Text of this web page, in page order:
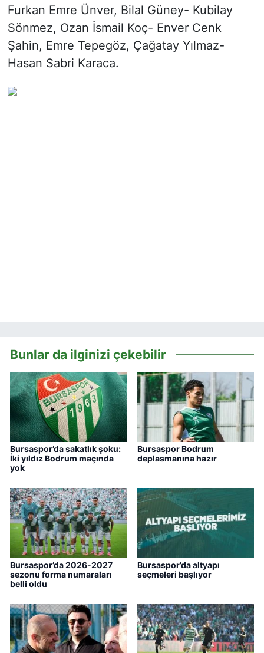
Furkan Emre Ünver, Bilal Güney- Kubilay
Sönmez, Ozan İsmail Koç- Enver Cenk
Şahin, Emre Tepegöz, Çağatay Yılmaz-
Hasan Sabri Karaca.
Bunlar da ilginizi çekebilir
Bursaspor’da sakatlık şoku:
İki yıldız Bodrum maçında
yok
Bursaspor Bodrum
deplasmanına hazır
Bursaspor’da 2026-2027
sezonu forma numaraları
belli oldu
Bursaspor’da altyapı
seçmeleri başlıyor